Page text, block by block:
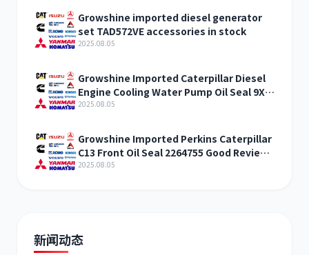
卡尔玛 杰西博
Growshine imported diesel generator
set TAD572VE accessories in stock
2025.08.05
Growshine Imported Caterpillar Diesel
Engine Cooling Water Pump Oil Seal 9X-
4594 How much does it cost to stock
2025.08.05
Growshine Imported Perkins Caterpillar
C13 Front Oil Seal 2264755 Good Review
Spare Parts
2025.08.05
新闻动态